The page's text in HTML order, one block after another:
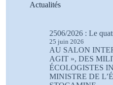
Actualités
2506/2026 : Le
25 juin 2026
AU SALON
AGIT », DES
ÉCOLOGISTES
MINISTRE DE